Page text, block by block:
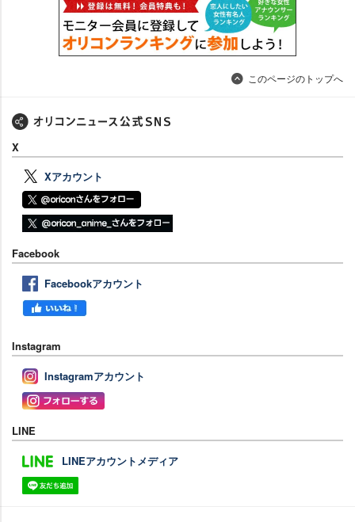
このページのトップへ
X
Xアカウント
Facebook
Facebookアカウント
Instagram
Instagramアカウント
LINE
LINEアカウントメディア